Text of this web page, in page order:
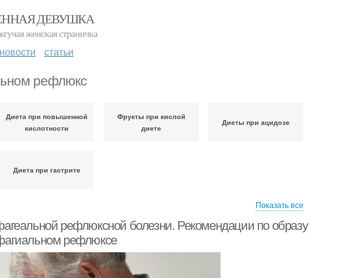
ДЕВУШКА
женская страничка
новости статьи
рефлюкс
Диета при повышенной
кислотности
Фрукты при кислой
диете
Диеты при ацидозе
Диета при гастрите
Показать все
рефлюксной болезни. Рекомендации по образу
рефлюксе